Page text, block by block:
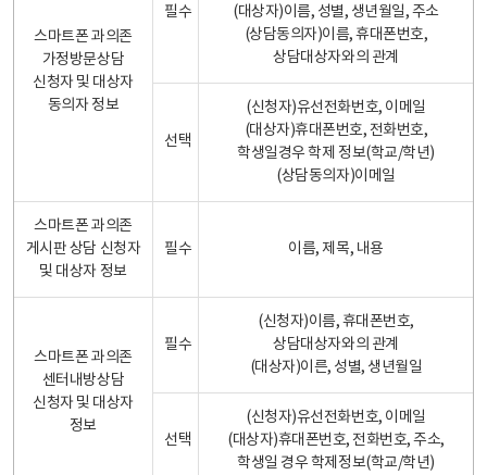
스마트폰 과의존
가정방문상담
신청자 및 대상자
동의자 정보
필수
(대상자)이름, 성별, 생년월일, 주소
(상담동의자)이름, 휴대폰번호,
상담대상자와의 관계
선택
(신청자)유선전화번호, 이메일
(대상자)휴대폰번호, 전화번호,
학생일경우 학제 정보(학교/학년)
(상담동의자)이메일
스마트폰 과의존
게시판 상담 신청자
및 대상자 정보
필수 이름, 제목, 내용
스마트폰 과의존
센터내방상담
신청자 및 대상자
정보
필수
(신청자)이름, 휴대폰번호,
상담대상자와의 관계
(대상자)이른, 성별, 생년월일
선택
(신청자)유선전화번호, 이메일
(대상자)휴대폰번호, 전화번호, 주소,
학생일 경우 학제정보(학교/학년)